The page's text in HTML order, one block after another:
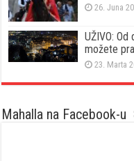
26. Juna
UŽIVO:
možete
23. Marta
Mahalla na Facebook-u